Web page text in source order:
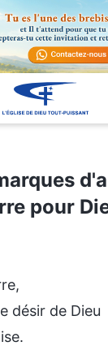
de Pierre pour
pour
désir de Dieu